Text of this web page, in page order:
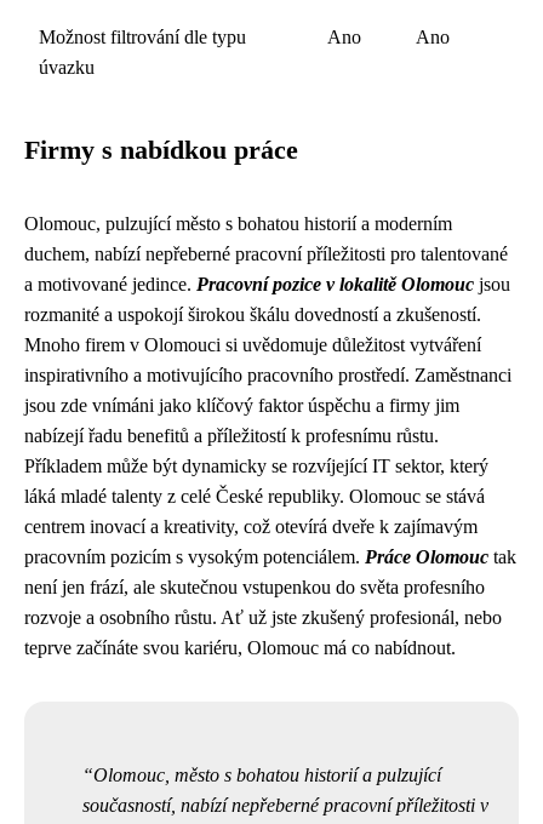
Možnost filtrování dle typu
úvazku
Ano Ano
Firmy s nabídkou práce
Olomouc, pulzující město s bohatou historií a moderním
duchem, nabízí nepřeberné pracovní příležitosti pro talentované
a motivované jedince. Pracovní pozice v lokalitě Olomouc jsou
rozmanité a uspokojí širokou škálu dovedností a zkušeností.
Mnoho firem v Olomouci si uvědomuje důležitost vytváření
inspirativního a motivujícího pracovního prostředí. Zaměstnanci
jsou zde vnímáni jako klíčový faktor úspěchu a firmy jim
nabízejí řadu benefitů a příležitostí k profesnímu růstu.
Příkladem může být dynamicky se rozvíjející IT sektor, který
láká mladé talenty z celé České republiky. Olomouc se stává
centrem inovací a kreativity, což otevírá dveře k zajímavým
pracovním pozicím s vysokým potenciálem. Práce Olomouc tak
není jen frází, ale skutečnou vstupenkou do světa profesního
rozvoje a osobního růstu. Ať už jste zkušený profesionál, nebo
teprve začínáte svou kariéru, Olomouc má co nabídnout.
Olomouc, město s bohatou historií a pulzující
současností, nabízí nepřeberné pracovní příležitosti v